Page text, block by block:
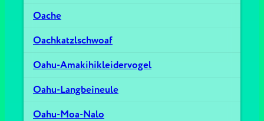
Oache
Oachkatzlschwoaf
Oahu-Amakihikleidervogel
Oahu-Langbeineule
Oahu-Moa-Nalo